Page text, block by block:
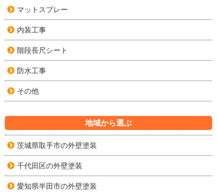
マットスプレー
内装工事
階段長尺シート
防水工事
その他
地域から選ぶ
茨城県取手市の外壁塗装
千代田区の外壁塗装
愛知県半田市の外壁塗装